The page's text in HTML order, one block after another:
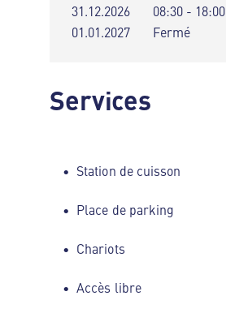
31.12.2026
08:30 - 18:00
01.01.2027
Fermé
Services
Station de cuisson
Place de parking
Chariots
Accès libre